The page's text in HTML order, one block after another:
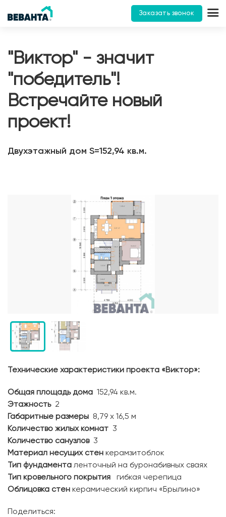
Заказать звонок
"Виктор" - значит
"победитель"!
Встречайте новый
проект!
Двухэтажный дом S=152,94 кв.м.
Технические характеристики проекта «Виктор»:
Общая площадь дома 152,94 кв.м.
Этажность2
Габаритные размеры 8,79 х 16,5 м
Количество жилых комнат 3
Количество санузлов3
Материал несущих стен керамзитоблок
Тип фундамента ленточный на буронабивных сваях
Тип кровельного покрытия гибкая черепица
Облицовка стен керамический кирпич «Брылино»
Поделиться: